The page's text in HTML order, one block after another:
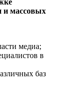
и массовых
медиа;
в
баз